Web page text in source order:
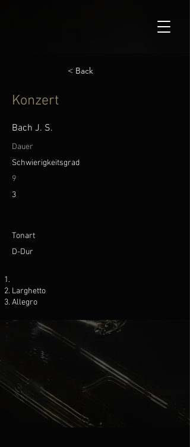
< Back
Konzert
Bach J. S.
Dauer
Schwierigkeitsgrad
9
3
Tonart
D-Dur
Larghetto
Allegro